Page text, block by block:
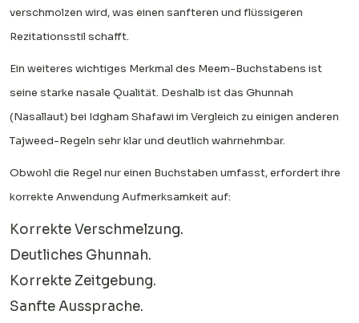
verschmolzen wird, was einen sanfteren und flüssigeren
Rezitationsstil schafft.
Ein weiteres wichtiges Merkmal des Meem-Buchstabens ist
seine starke nasale Qualität. Deshalb ist das Ghunnah
(Nasallaut) bei Idgham Shafawi im Vergleich zu einigen anderen
Tajweed-Regeln sehr klar und deutlich wahrnehmbar.
Obwohl die Regel nur einen Buchstaben umfasst, erfordert ihre
korrekte Anwendung Aufmerksamkeit auf:
Korrekte Verschmelzung.
Deutliches Ghunnah.
Korrekte Zeitgebung.
Sanfte Aussprache.